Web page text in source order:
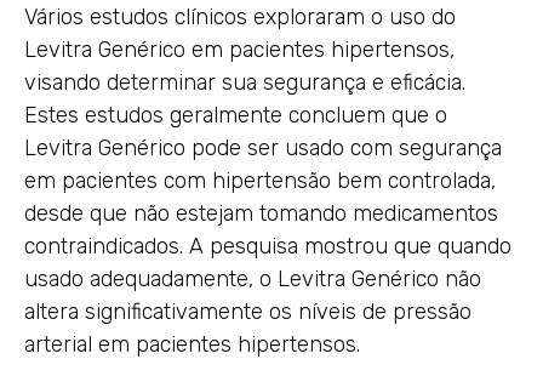
Vários estudos clínicos exploraram o uso do
Levitra Genérico em pacientes hipertensos,
visando determinar sua segurança e eficácia.
Estes estudos geralmente concluem que o
Levitra Genérico pode ser usado com segurança
em pacientes com hipertensão bem controlada,
desde que não estejam tomando medicamentos
contraindicados. A pesquisa mostrou que quando
usado adequadamente, o Levitra Genérico não
altera significativamente os níveis de pressão
arterial em pacientes hipertensos.